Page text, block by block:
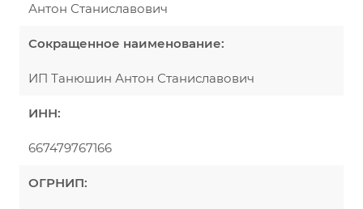
Антон Станиславович
Сокращенное наименование:
ИП Танюшин Антон Станиславович
ИНН:
667479767166
ОГРНИП: